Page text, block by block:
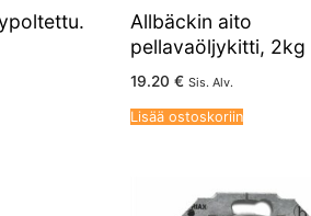
Allbäckin aito
pellavaöljykitti, 2kg
19.20 € Sis. Alv.
Lisää ostoskoriin